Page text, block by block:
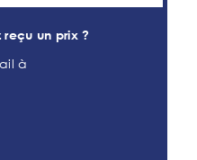
un prix ?
à